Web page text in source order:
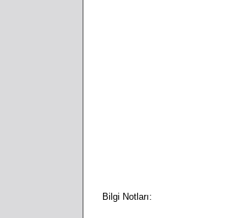
Bilgi Notları: